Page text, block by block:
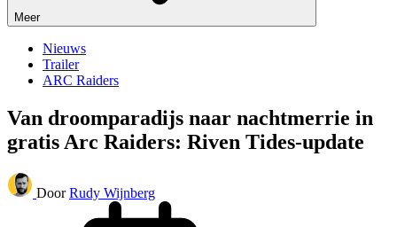
Meer
Nieuws
Trailer
ARC Raiders
Van droomparadijs naar nachtmerrie in
gratis Arc Raiders: Riven Tides-update
Door Rudy Wijnberg